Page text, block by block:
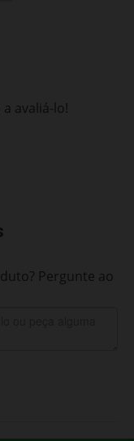
avaliá-lo!
Pergunte ao